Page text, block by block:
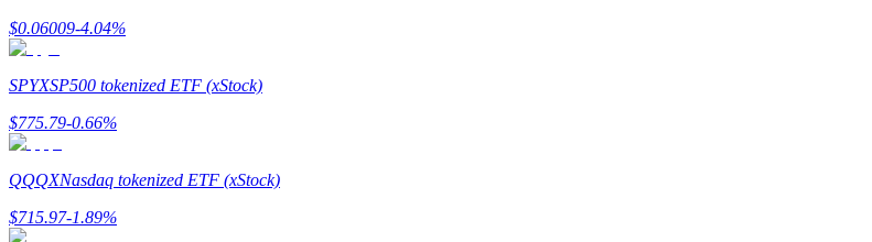
Information
$0.06009-4.04%
SPYXSP500 tokenized ETF (xStock)
$775.79-0.66%
QQQXNasdaq tokenized ETF (xStock)
$715.97-1.89%